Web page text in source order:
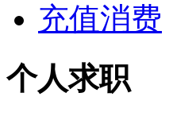
充值消费
个人求职